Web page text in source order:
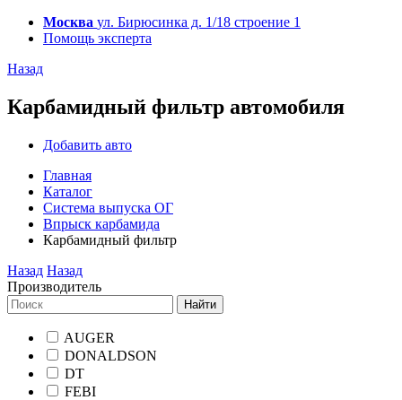
Москва ул. Бирюсинка д. 1/18 строение 1
Помощь эксперта
Назад
Карбамидный фильтр автомобиля
Добавить авто
Главная
Каталог
Система выпуска ОГ
Впрыск карбамида
Карбамидный фильтр
Назад Назад
Производитель
Найти
AUGER
DONALDSON
DT
FEBI